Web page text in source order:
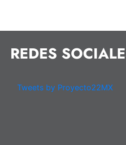
REDES
Tweets by Proyecto22MX